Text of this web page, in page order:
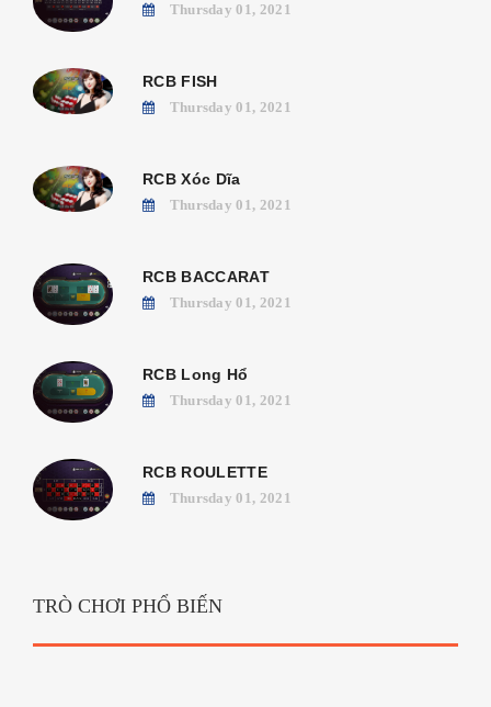
Thursday 01, 2021
RCB FISH
Thursday 01, 2021
RCB Xóc Dĩa
Thursday 01, 2021
RCB BACCARAT
Thursday 01, 2021
RCB Long Hổ
Thursday 01, 2021
RCB ROULETTE
Thursday 01, 2021
TRÒ CHƠI PHỔ BIẾN